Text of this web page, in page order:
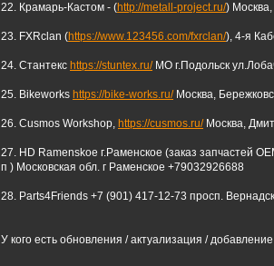
22. Крамарь-Кастом - (http://metall-project.ru/)
23. FXRclan (https://www.123456.com/fxrclan/), 4-я
24. Стантекс https://stuntex.ru/МО г.Подольск
25. Bikeworks https://bike-works.ru/Москва,
26. Cusmos Workshop, https://cusmos.ru/Москва,
27. HD Ramenskoe г.Раменское (заказ запчастей
п ) Московская обл. г Раменское +79032926688
28. Parts4Friends +7 (901) 417-12-73 просп.
У кого есть обновления / актуализация /